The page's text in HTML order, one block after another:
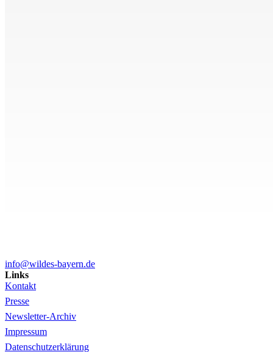
info@wildes-bayern.de
Links
Kontakt
Presse
Newsletter-Archiv
Impressum
Datenschutzerklärung